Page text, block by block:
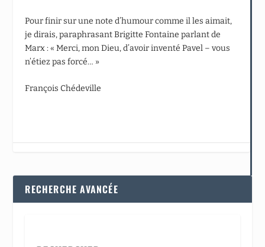
Pour finir sur une note d’humour comme il les aimait,
je dirais, paraphrasant Brigitte Fontaine parlant de
Marx : « Merci, mon Dieu, d’avoir inventé Pavel – vous
n’étiez pas forcé… »
François Chédeville
RECHERCHE AVANCÉE